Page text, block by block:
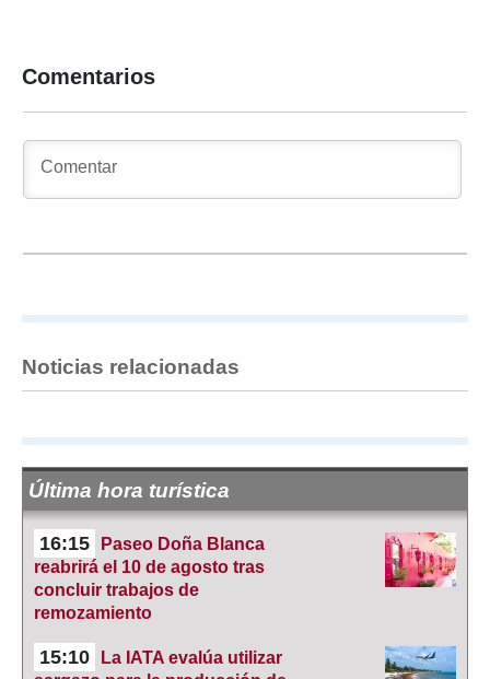
Comentarios
Noticias relacionadas
Última hora turística
16:15
Paseo Doña Blanca
reabrirá el 10 de agosto tras
concluir trabajos de
remozamiento
15:10
La IATA evalúa utilizar